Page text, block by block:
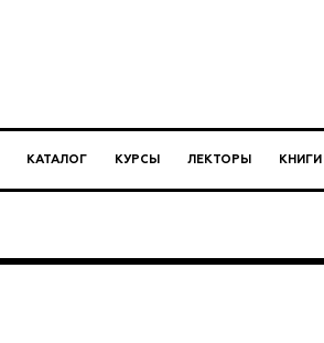
КАТАЛОГ КУРСЫ ЛЕКТОРЫ КНИГИ